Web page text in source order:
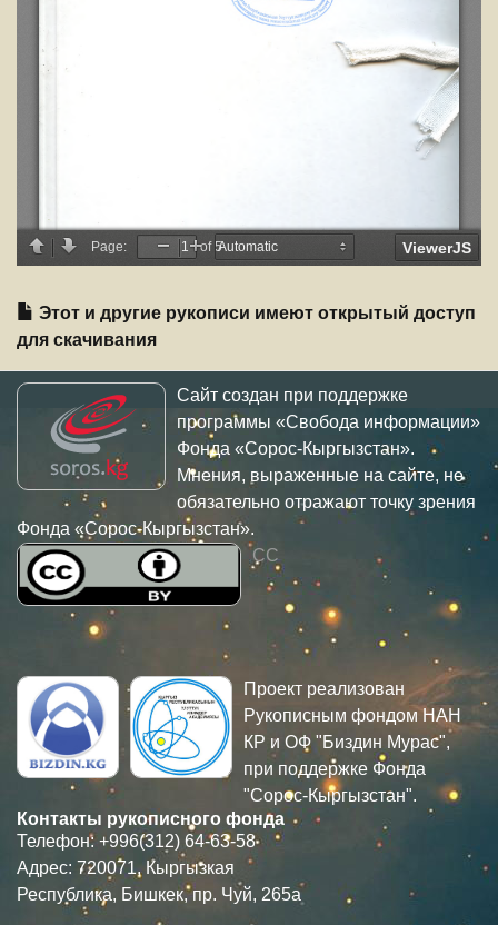
Этот и другие рукописи имеют открытый доступ
для скачивания
Сайт создан при поддержке
программы «Свобода информации»
Фонда «Сорос-Кыргызстан».
Мнения, выраженные на сайте, не
обязательно отражают точку зрения
Фонда «Сорос-Кыргызстан».
CC
Проект реализован
Рукописным фондом НАН
КР и ОФ "Биздин Мурас",
при поддержке Фонда
"Сорос-Кыргызстан".
Контакты рукописного фонда
Телефон: +996(312) 64-63-58
Адрес: 720071, Кыргызкая
Республика, Бишкек, пр. Чуй, 265а